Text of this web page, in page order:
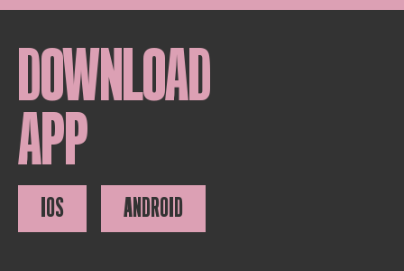
DOWNLOAD
APP
IOS ANDROID